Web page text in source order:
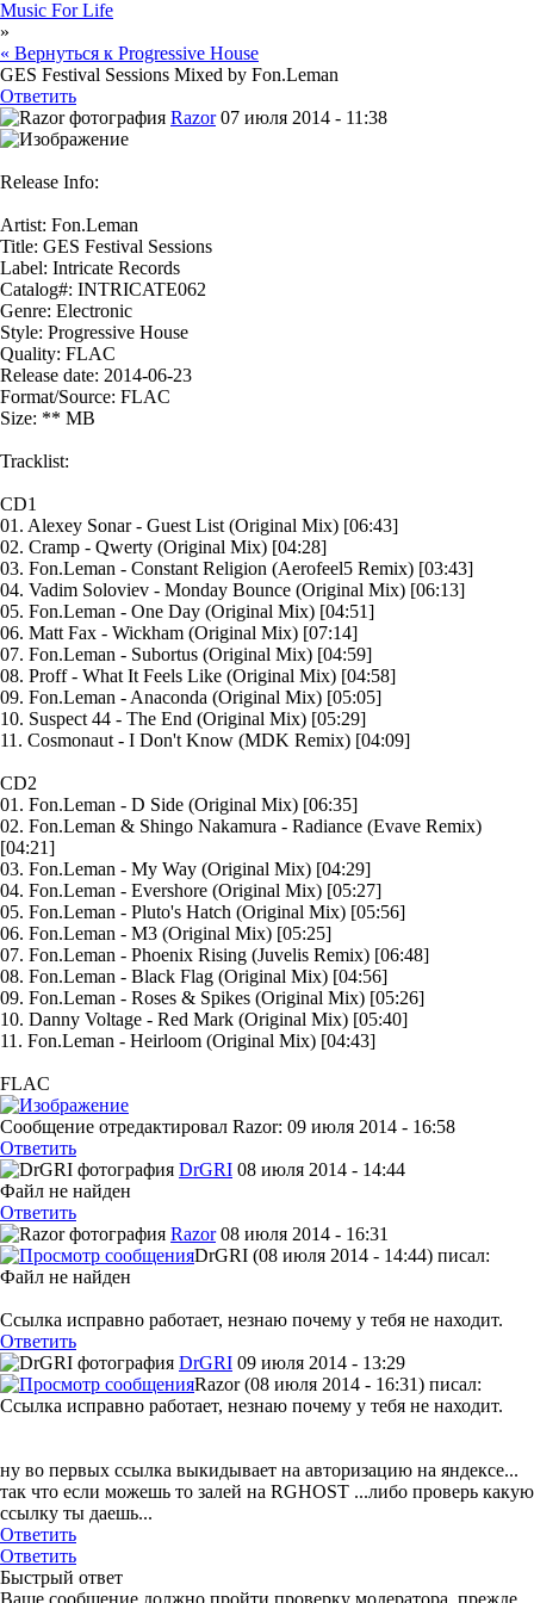
Music For Life
»
« Вернуться к Progressive House
GES Festival Sessions Mixed by Fon.Leman
Ответить
Razor 07 июля 2014 - 11:38
Release Info:
Artist: Fon.Leman
Title: GES Festival Sessions
Label: Intricate Records
Catalog#: INTRICATE062
Genre: Electronic
Style: Progressive House
Quality: FLAC
Release date: 2014-06-23
Format/Source: FLAC
Size: ** MB
Tracklist:
CD1
01. Alexey Sonar - Guest List (Original Mix) [06:43]
02. Cramp - Qwerty (Original Mix) [04:28]
03. Fon.Leman - Constant Religion (Aerofeel5 Remix) [03:43]
04. Vadim Soloviev - Monday Bounce (Original Mix) [06:13]
05. Fon.Leman - One Day (Original Mix) [04:51]
06. Matt Fax - Wickham (Original Mix) [07:14]
07. Fon.Leman - Subortus (Original Mix) [04:59]
08. Proff - What It Feels Like (Original Mix) [04:58]
09. Fon.Leman - Anaconda (Original Mix) [05:05]
10. Suspect 44 - The End (Original Mix) [05:29]
11. Cosmonaut - I Don't Know (MDK Remix) [04:09]
CD2
01. Fon.Leman - D Side (Original Mix) [06:35]
02. Fon.Leman & Shingo Nakamura - Radiance (Evave Remix)
[04:21]
03. Fon.Leman - My Way (Original Mix) [04:29]
04. Fon.Leman - Evershore (Original Mix) [05:27]
05. Fon.Leman - Pluto's Hatch (Original Mix) [05:56]
06. Fon.Leman - M3 (Original Mix) [05:25]
07. Fon.Leman - Phoenix Rising (Juvelis Remix) [06:48]
08. Fon.Leman - Black Flag (Original Mix) [04:56]
09. Fon.Leman - Roses & Spikes (Original Mix) [05:26]
10. Danny Voltage - Red Mark (Original Mix) [05:40]
11. Fon.Leman - Heirloom (Original Mix) [04:43]
FLAC
Сообщение отредактировал Razor: 09 июля 2014 - 16:58
Ответить
DrGRI 08 июля 2014 - 14:44
Файл не найден
Ответить
Razor 08 июля 2014 - 16:31
DrGRI (08 июля 2014 - 14:44) писал:
Файл не найден
Ссылка исправно работает, незнаю почему у тебя не находит.
Ответить
DrGRI 09 июля 2014 - 13:29
Razor (08 июля 2014 - 16:31) писал:
Ссылка исправно работает, незнаю почему у тебя не находит.
ну во первых ссылка выкидывает на авторизацию на яндексе...
так что если можешь то залей на RGHOST ...либо проверь какую
ссылку ты даешь...
Ответить
Ответить
Быстрый ответ
Ваше сообщение должно пройти проверку модератора, прежде